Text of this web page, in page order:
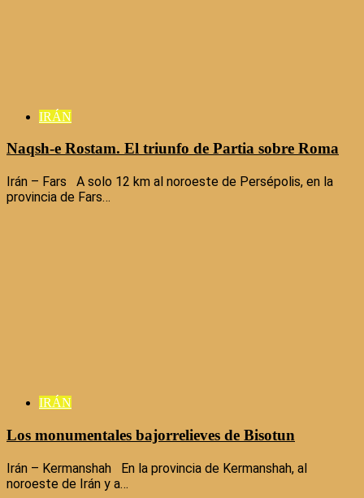
IRÁN
Naqsh-e Rostam. El triunfo de Partia sobre Roma
Irán – Fars A solo 12 km al noroeste de Persépolis, en la
provincia de Fars…
IRÁN
Los monumentales bajorrelieves de Bisotun
Irán – Kermanshah En la provincia de Kermanshah, al
noroeste de Irán y a…